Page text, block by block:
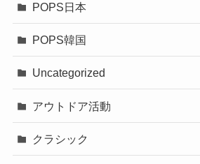
POPS日本
POPS韓国
Uncategorized
アウトドア活動
クラシック